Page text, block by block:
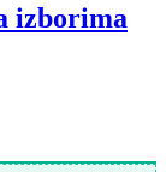
izborima